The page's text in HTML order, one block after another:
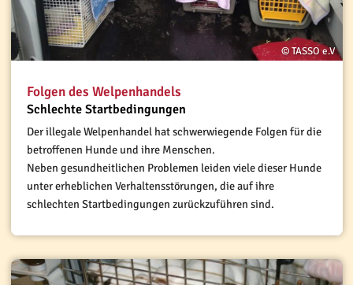
© TASSO e.V
Folgen des Welpenhandels
Schlechte Startbedingungen
Der illegale Welpenhandel hat schwerwiegende Folgen für die
betroffenen Hunde und ihre Menschen.
Neben gesundheitlichen Problemen leiden viele dieser Hunde
unter erheblichen Verhaltensstörungen, die auf ihre
schlechten Startbedingungen zurückzuführen sind.